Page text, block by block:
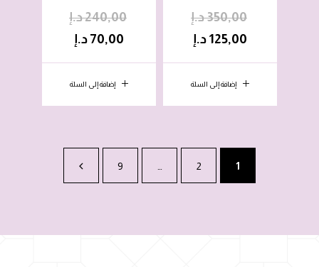
إضافة إلى السلة
350,00د.إ
125,00 د.إ
إضافة إلى السلة
240,00د.إ
70,00 د.إ
1
2
9